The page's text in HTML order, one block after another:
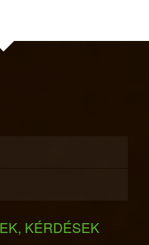
KÉRDÉSEK